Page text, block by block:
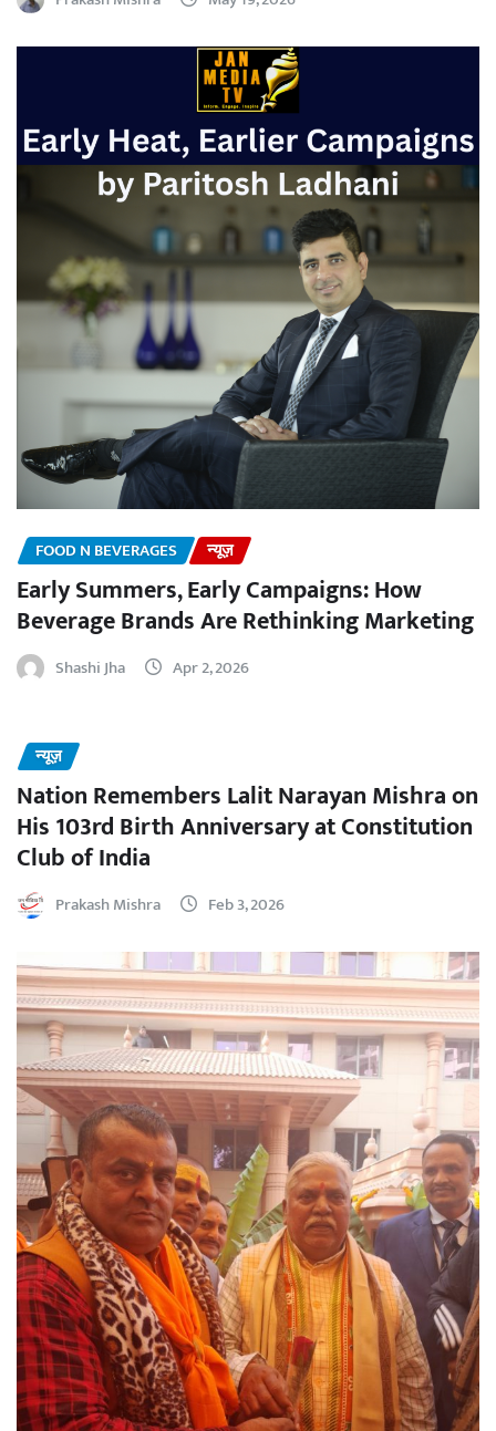
FOOD N BEVERAGES न्यूज़
Early Summers, Early Campaigns: How
Beverage Brands Are Rethinking Marketing
Shashi Jha Apr 2, 2026
न्यूज़
Nation Remembers Lalit Narayan Mishra on
His 103rd Birth Anniversary at Constitution
Club of India
Prakash Mishra Feb 3, 2026